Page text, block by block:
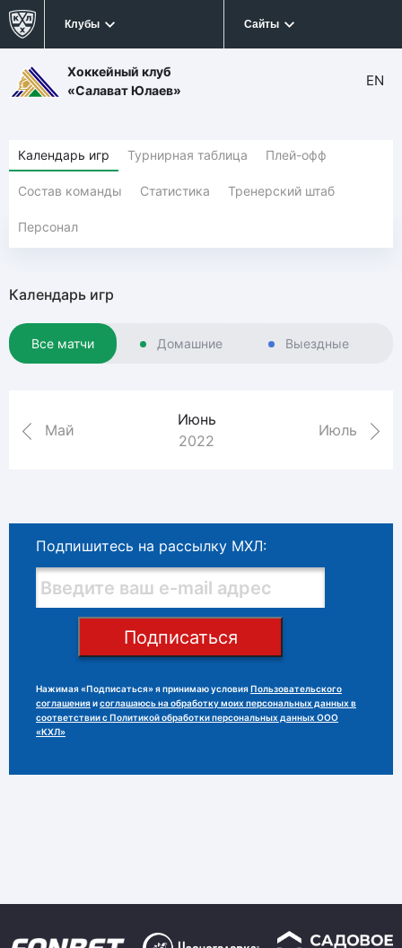
Клубы Сайты
Хоккейный клуб
«Салават Юлаев»
EN
Календарь игр Турнирная таблица Плей-офф
Состав команды Статистика Тренерский штаб
Персонал
Календарь игр
Все матчи Домашние Выездные
Май
Июнь
2022
Июль
Подпишитесь на рассылку МХЛ:
Подписаться
Нажимая «Подписаться» я принимаю условия Пользовательского
соглашения исоглашаюсь на обработку моих персональных данных в
соответствии с Политикой обработки персональных данных ООО
«КХЛ»